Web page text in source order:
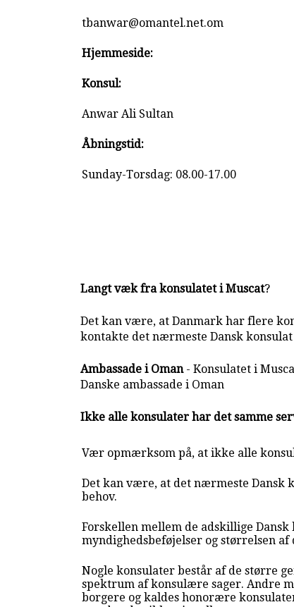
tbanwar@omantel.net.om
Hjemmeside:
Konsul:
Anwar Ali Sultan
Åbningstid:
Sunday-Torsdag: 08.00-17.00
Langt væk fra konsulatet i Muscat?
Det kan være, at Danmark har flere
kontakte det nærmeste Dansk
Ambassade i Oman- Konsulatet i
Danske ambassade i Oman
Ikke alle konsulater har det samme
Vær opmærksom på, at ikke alle
Det kan være, at det nærmeste Dansk
behov.
Forskellen mellem de adskillige
myndighedsbeføjelser og størrelsen af
Nogle konsulater består af de større
spektrum af konsulære sager. Andre
borgere og kaldes honorære